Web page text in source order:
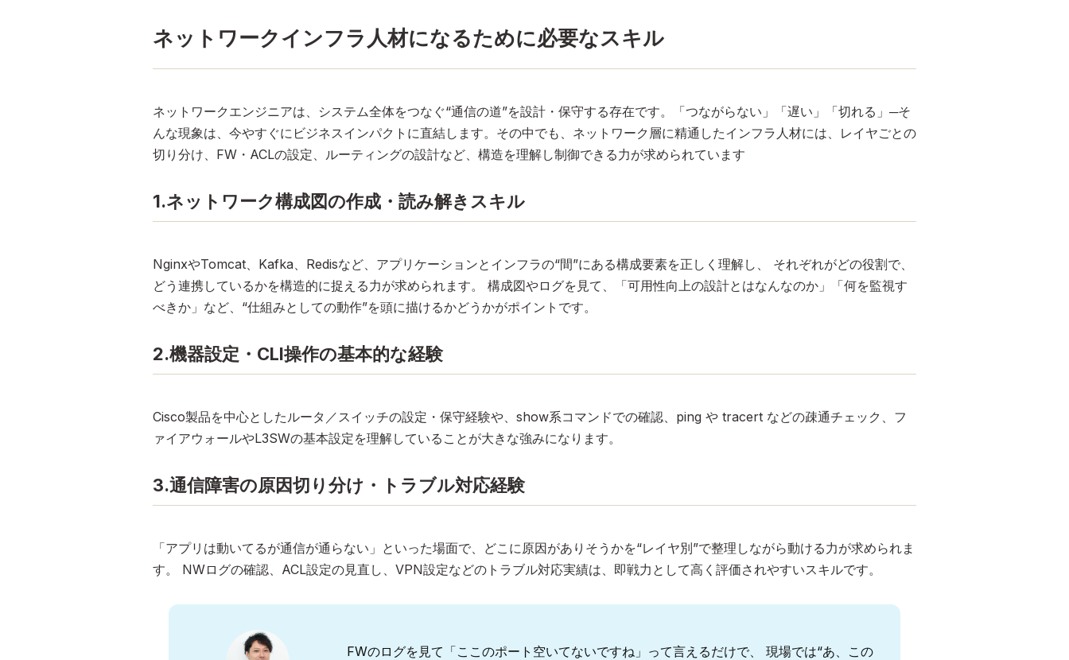
ネットワークインフラ人材になるために必要なスキル
ネットワークエンジニアは、システム全体をつなぐ“通信の道”を設計・保守する存在です。「つながらない」「遅い」「切れる」─そ
んな現象は、今やすぐにビジネスインパクトに直結します。その中でも、ネットワーク層に精通したインフラ人材には、レイヤごとの
切り分け、FW・ACLの設定、ルーティングの設計など、構造を理解し制御できる力が求められています
1.ネットワーク構成図の作成・読み解きスキル
NginxやTomcat、Kafka、Redisなど、アプリケーションとインフラの“間”にある構成要素を正しく理解し、 それぞれがどの役割で、
どう連携しているかを構造的に捉える力が求められます。 構成図やログを見て、「可用性向上の設計とはなんなのか」「何を監視す
べきか」など、“仕組みとしての動作”を頭に描けるかどうかがポイントです。
2.機器設定・CLI操作の基本的な経験
Cisco製品を中心としたルータ／スイッチの設定・保守経験や、show系コマンドでの確認、ping や tracert などの疎通チェック、フ
ァイアウォールやL3SWの基本設定を理解していることが大きな強みになります。
3.通信障害の原因切り分け・トラブル対応経験
「アプリは動いてるが通信が通らない」といった場面で、どこに原因がありそうかを“レイヤ別”で整理しながら動ける力が求められま
す。 NWログの確認、ACL設定の見直し、VPN設定などのトラブル対応実績は、即戦力として高く評価されやすいスキルです。
FWのログを見て「ここのポート空いてないですね」って言えるだけで、 現場では“あ、この